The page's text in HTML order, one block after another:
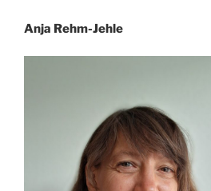
Anja Rehm-Jehle